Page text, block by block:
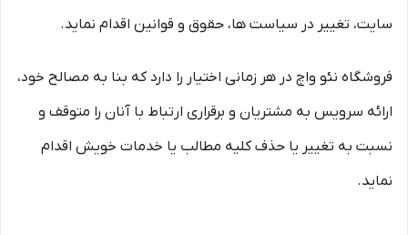
سایت، تغییر در سیاست ها، حقوق و قوانین اقدام نماید.
فروشگاه نئو واچ در هر زمانی اختیار را دارد که بنا به مصالح خود،
ارائه سرویس به مشتریان و برقراری ارتباط با آنان را متوقف و
نسبت به تغییر یا حذف کلیه مطالب یا خدمات خویش اقدام
نماید.